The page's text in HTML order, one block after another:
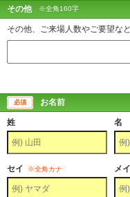
その他 ※全角160字
その他、ご来場人数やご要望な
必須 お名前
姓 名
セイ ※全角カナ メイ